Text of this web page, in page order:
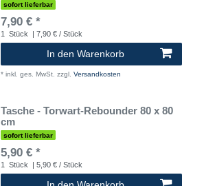
sofort lieferbar
7,90 € *
1 Stück | 7,90 € / Stück
In den Warenkorb
* inkl. ges. MwSt. zzgl. Versandkosten
Tasche - Torwart-Rebounder 80 x 80
cm
sofort lieferbar
5,90 € *
1 Stück | 5,90 € / Stück